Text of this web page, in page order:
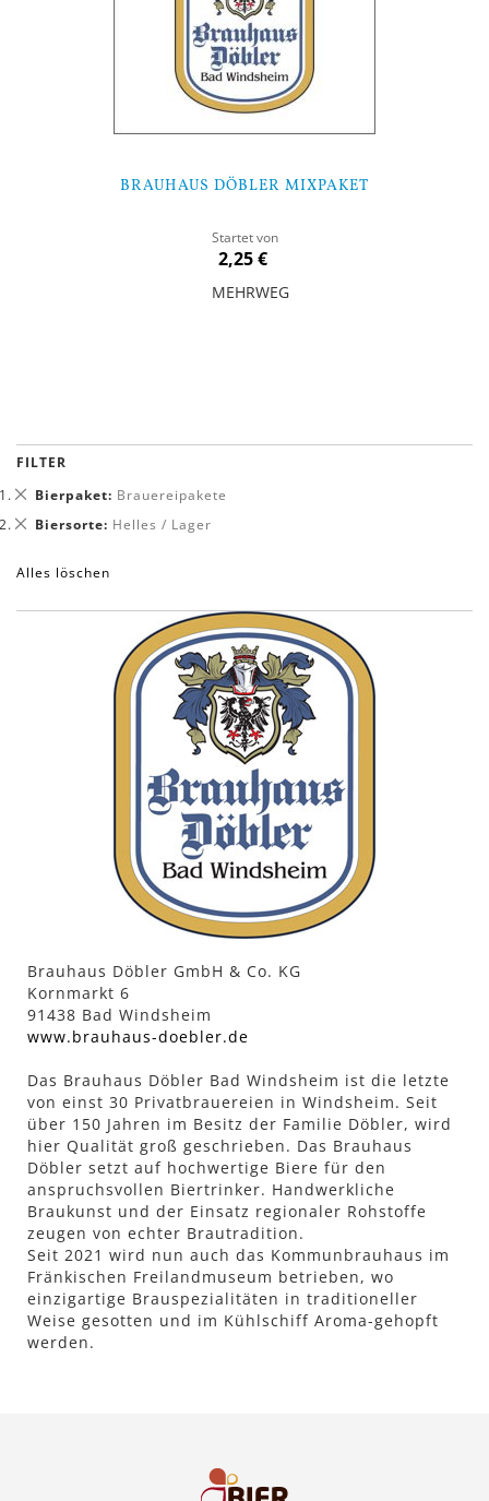
BRAUHAUS DÖBLER MIXPAKET
Startet von
2,25 €
MEHRWEG
FILTER
Bierpaket Brauereipakete
Dies
Biersorte Helles / Lager
Dies
Alles löschen
Brauhaus Döbler GmbH & Co. KG
Kornmarkt 6
91438 Bad Windsheim
www.brauhaus-doebler.de
Das Brauhaus Döbler Bad Windsheim ist die letzte
von einst 30 Privatbrauereien in Windsheim. Seit
über 150 Jahren im Besitz der Familie Döbler, wird
hier Qualität groß geschrieben. Das Brauhaus
Döbler setzt auf hochwertige Biere für den
anspruchsvollen Biertrinker. Handwerkliche
Braukunst und der Einsatz regionaler Rohstoffe
zeugen von echter Brautradition.
Seit 2021 wird nun auch das Kommunbrauhaus im
Fränkischen Freilandmuseum betrieben, wo
einzigartige Brauspezialitäten in traditioneller
Weise gesotten und im Kühlschiff Aroma-gehopft
werden.